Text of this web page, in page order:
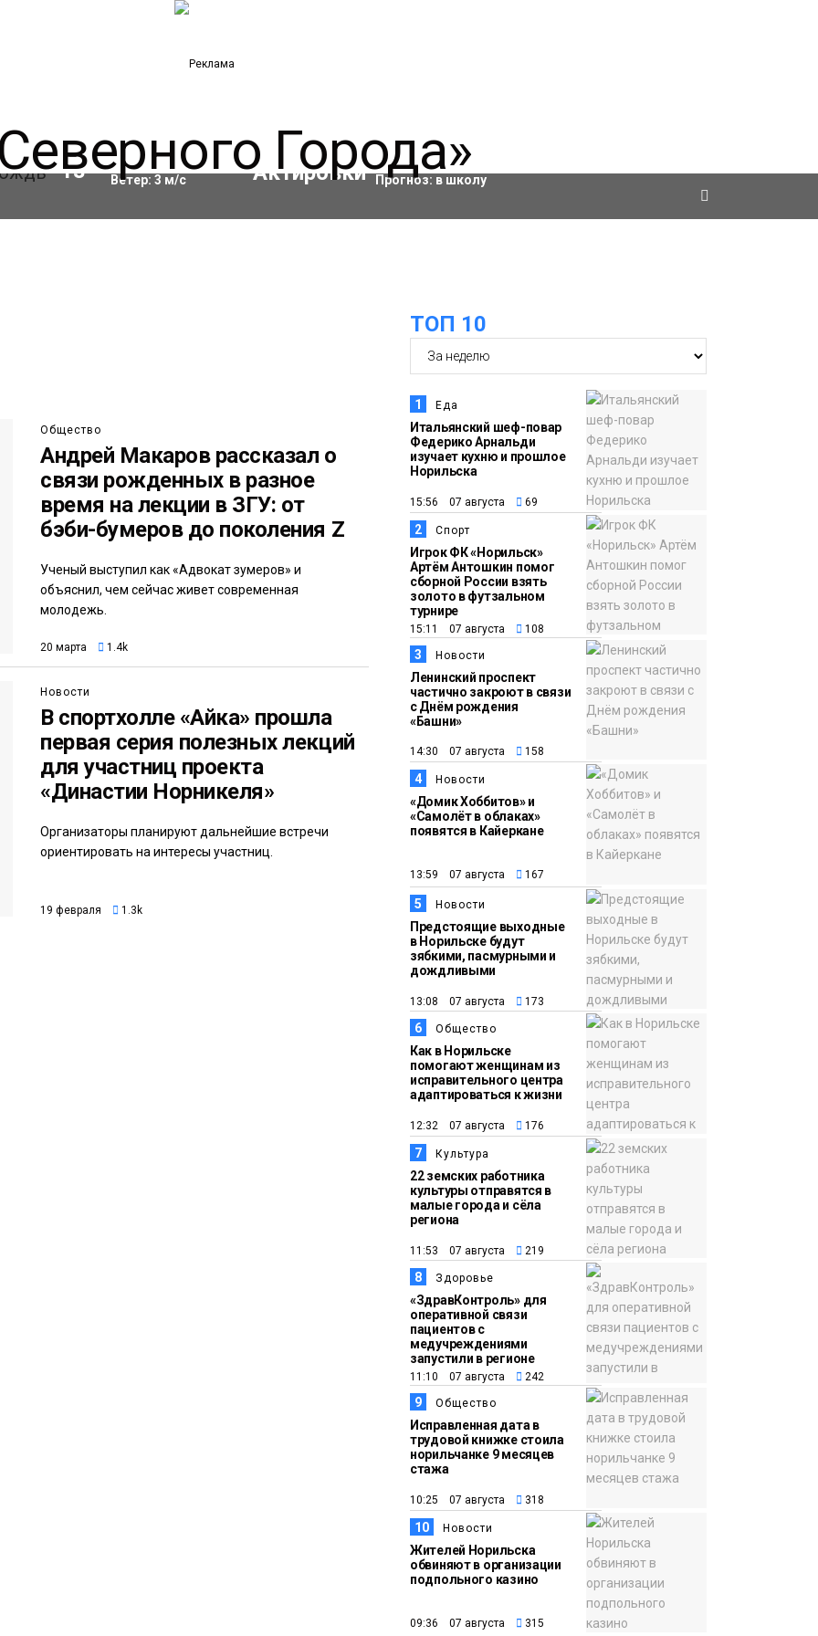
13°C Влажность:86%
Ветер: 3 м/с
Актировки
Прогноз: в школу
Общество
Андрей Макаров рассказал о
связи рожденных в разное
время на лекции в ЗГУ: от
бэби-бумеров до поколения Z
Ученый выступил как «Адвокат зумеров» и
объяснил, чем сейчас живет современная
молодежь.
20 марта 1.4k
Новости
В спортхолле «Айка» прошла
первая серия полезных лекций
для участниц проекта
«Династии Норникеля»
Организаторы планируют дальнейшие встречи
ориентировать на интересы участниц.
19 февраля 1.3k
ТОП 10
1 Еда
Итальянский шеф-повар
Федерико Арнальди
изучает кухню и прошлое
Норильска
15:56 07 августа 69
2 Спорт
Игрок ФК «Норильск»
Артём Антошкин помог
сборной России взять
золото в футзальном
турнире
15:11 07 августа 108
3 Новости
Ленинский проспект
частично закроют в связи
с Днём рождения
«Башни»
14:30 07 августа 158
4 Новости
«Домик Хоббитов» и
«Самолёт в облаках»
появятся в Кайеркане
13:59 07 августа 167
5 Новости
Предстоящие выходные
в Норильске будут
зябкими, пасмурными и
дождливыми
13:08 07 августа 173
6 Общество
Как в Норильске
помогают женщинам из
исправительного центра
адаптироваться к жизни
12:32 07 августа 176
7 Культура
22 земских работника
культуры отправятся в
малые города и сёла
региона
11:53 07 августа 219
8 Здоровье
«ЗдравКонтроль» для
оперативной связи
пациентов с
медучреждениями
запустили в регионе
11:10 07 августа 242
9 Общество
Исправленная дата в
трудовой книжке стоила
норильчанке 9 месяцев
стажа
10:25 07 августа 318
10 Новости
Жителей Норильска
обвиняют в организации
подпольного казино
09:36 07 августа 315